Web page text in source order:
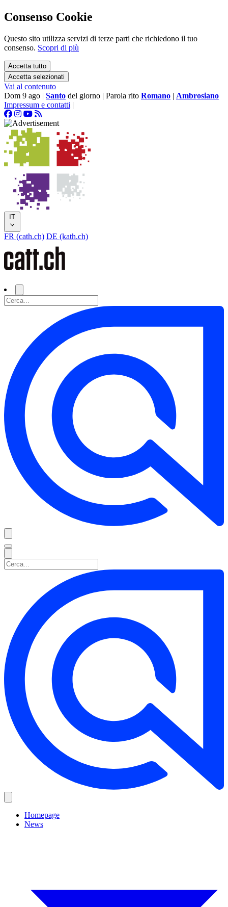
Consenso Cookie
Questo sito utilizza servizi di terze parti che richiedono il tuo
consenso. Scopri di più
Accetta tutto
Accetta selezionati
Vai al contenuto
Dom 9 ago | Santo del giorno | Parola rito Romano | Ambrosiano
Impressum e contatti |
IT
FR (cath.ch) DE (kath.ch)
Homepage
News